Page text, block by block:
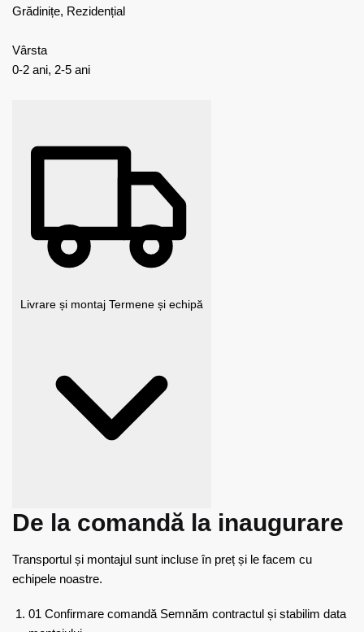
Grădinițe, Rezidențial
Vârsta
0-2 ani, 2-5 ani
Livrare și montaj Termene și echipă
De la comandă la inaugurare
Transportul și montajul sunt incluse în preț și le facem cu
echipele noastre.
01 Confirmare comandă Semnăm contractul și stabilim data